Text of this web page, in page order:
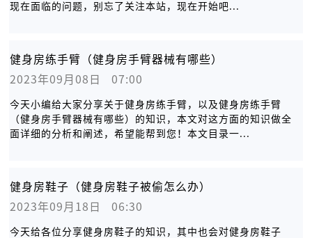
现在面临的问题，别忘了关注本站，现在开始吧...
健身房练手臂（健身房手臂器械有哪些）
2023年09月08日   07:00
今天小编给大家分享关于健身房练手臂，以及健身房练手臂
（健身房手臂器械有哪些）的知识，本文对这方面的知识做全
面详细的分析和阐述，希望能帮到您！本文目录一...
健身房鞋子（健身房鞋子被偷怎么办）
2023年09月18日   06:30
今天给各位分享健身房鞋子的知识，其中也会对健身房鞋子